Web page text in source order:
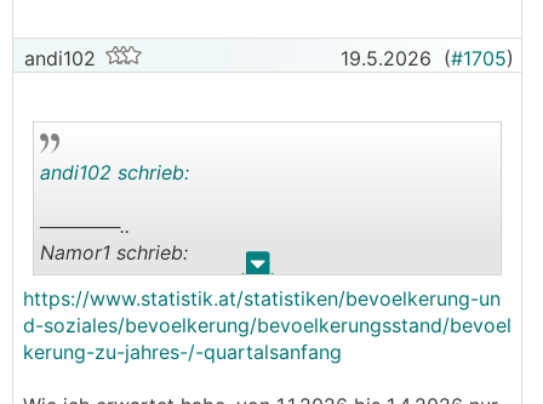
andi102 19.5.2026 (#1705)
. .
andi102 schrieb:
──────..
Namor1 schrieb:
@Andi
Vielleicht ist die Steigerung auf eine Abkehr von
Airbnb zurückzuführen. Krieg, Kerosin...
https://www.statistik.at/statistiken/bevoelkerung-un
d-soziales/bevoelkerung/bevoelkerungsstand/bevoel
kerung-zu-jahres-/-quartalsanfang